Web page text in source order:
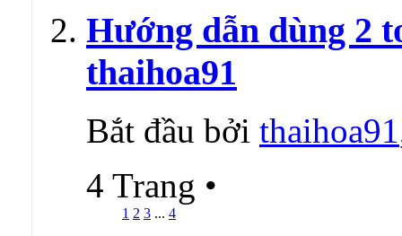
Hướng dẫn dùng 2
thaihoa91
Bắt đầu bởi thaihoa91
4 Trang •
1 2 3 ... 4